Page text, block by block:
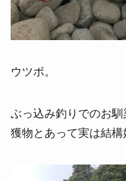
ウツボ。
ぶっ込み釣りでのお
獲物とあって実は結構